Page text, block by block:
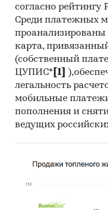
согласно
Среди платежных
проанализированы
карта,
(собственный
ЦУПИС* [1]
легальность
мобильные
пополнения и
ведущих